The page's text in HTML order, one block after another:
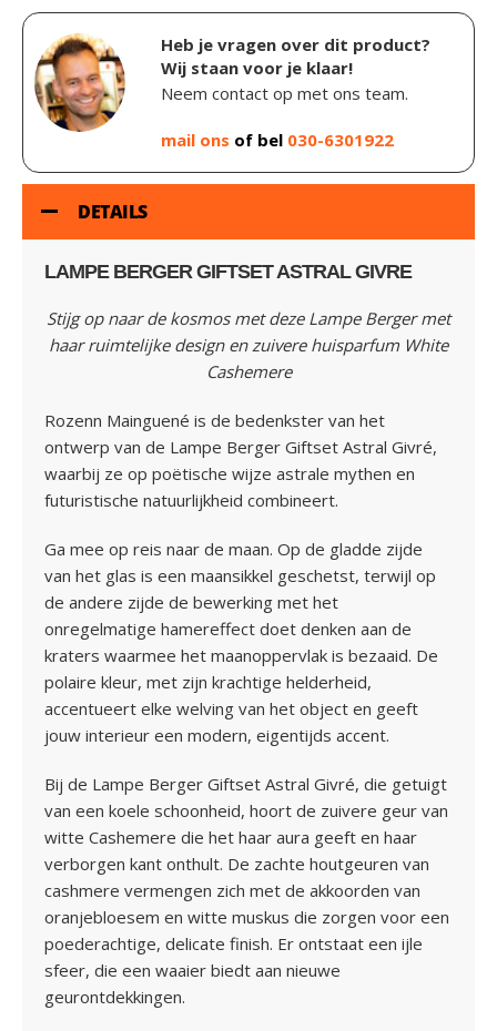
Heb je vragen over dit product?
Wij staan voor je klaar!
Neem contact op met ons team.
mail ons of bel 030-6301922
DETAILS
LAMPE BERGER GIFTSET ASTRAL GIVRE
Stijg op naar de kosmos met deze Lampe Berger met
haar ruimtelijke design en zuivere huisparfum White
Cashemere
Rozenn Mainguené is de bedenkster van het
ontwerp van de Lampe Berger Giftset Astral Givré,
waarbij ze op poëtische wijze astrale mythen en
futuristische natuurlijkheid combineert.
Ga mee op reis naar de maan. Op de gladde zijde
van het glas is een maansikkel geschetst, terwijl op
de andere zijde de bewerking met het
onregelmatige hamereffect doet denken aan de
kraters waarmee het maanoppervlak is bezaaid. De
polaire kleur, met zijn krachtige helderheid,
accentueert elke welving van het object en geeft
jouw interieur een modern, eigentijds accent.
Bij de Lampe Berger Giftset Astral Givré, die getuigt
van een koele schoonheid, hoort de zuivere geur van
witte Cashemere die het haar aura geeft en haar
verborgen kant onthult. De zachte houtgeuren van
cashmere vermengen zich met de akkoorden van
oranjebloesem en witte muskus die zorgen voor een
poederachtige, delicate finish. Er ontstaat een ijle
sfeer, die een waaier biedt aan nieuwe
geurontdekkingen.